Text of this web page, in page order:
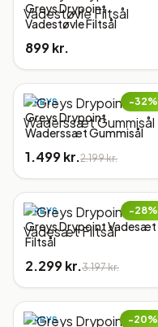
Greys Drypoint
Vadestøvle Filtsål
899 kr.
−32%
GREYS
Greys Drypoint
Waderssæt Gummisål
1.499 kr.2.199 kr.
−28%
GREYS
Greys Drypoint Vadesæt
Filtsål
2.299 kr.3.197 kr.
−20%
GREYS